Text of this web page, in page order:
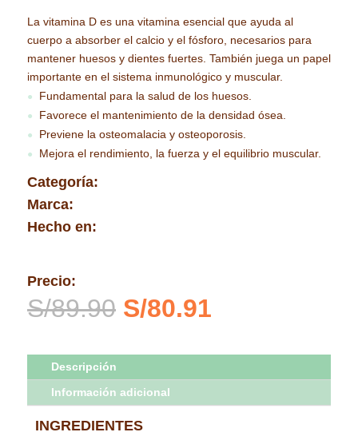
La vitamina D es una vitamina esencial que ayuda al
cuerpo a absorber el calcio y el fósforo, necesarios para
mantener huesos y dientes fuertes. También juega un papel
importante en el sistema inmunológico y muscular.
● Fundamental para la salud de los huesos.
● Favorece el mantenimiento de la densidad ósea.
● Previene la osteomalacia y osteoporosis.
● Mejora el rendimiento, la fuerza y el equilibrio muscular.
Categoría:
Marca:
Hecho en:
Precio:
S/89.90 El
precio
era:
S/89.90.
S/80.91
es:
S/80.91.
Descripción
Información adicional
INGREDIENTES